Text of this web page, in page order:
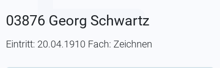
03876 Georg Schwartz
Eintritt: 20.04.1910 Fach: Zeichnen